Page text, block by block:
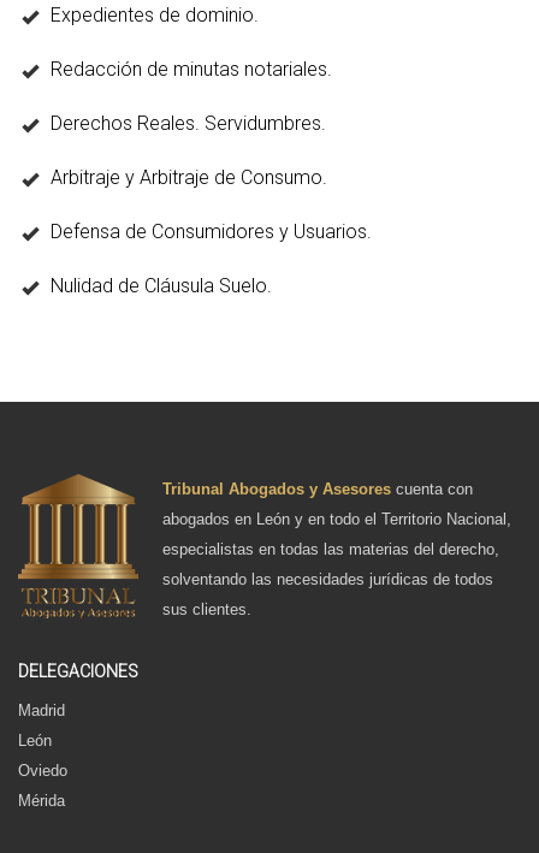
Expedientes de dominio.
Redacción de minutas notariales.
Derechos Reales. Servidumbres.
Arbitraje y Arbitraje de Consumo.
Defensa de Consumidores y Usuarios.
Nulidad de Cláusula Suelo.
Tribunal Abogados y Asesores cuenta con
abogados en León y en todo el Territorio Nacional,
especialistas en todas las materias del derecho,
solventando las necesidades jurídicas de todos
sus clientes.
DELEGACIONES
Madrid
León
Oviedo
Mérida